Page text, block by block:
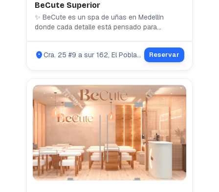
BeCute Superior
✨ BeCute es un spa de uñas en Medellín
donde cada detalle está pensado para
pedicura, semipermanente, acrílicas y diseños
únicos en un espacio cómodo, limpio y lleno
personalizada y un programa de fidelización
con beneficios para nuestras clientas 🎁. 📍
Estamos en la transversal superior con la calle
9b sur. tel: 3170940067 ¡Viví tu momento
BeCute! 💆‍♀️
Cra. 25 #9 a sur 162, El Poblado, Medellín Reservar